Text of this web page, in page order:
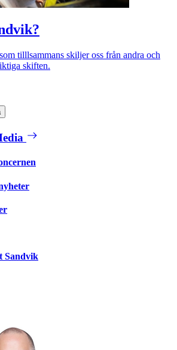
tilllsammans skiljer oss från andra och
skiften.
Sandvik